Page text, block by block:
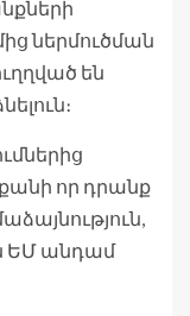
ներմուծման
են
քանի որ դրանք
ԵՄ անդամ